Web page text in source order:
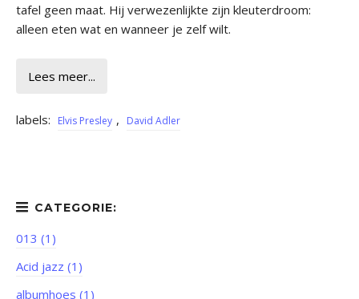
tafel geen maat. Hij verwezenlijkte zijn kleuterdroom:
alleen eten wat en wanneer je zelf wilt.
Lees meer...
labels: Elvis Presley , David Adler
013 (1)
Acid jazz (1)
albumhoes (1)